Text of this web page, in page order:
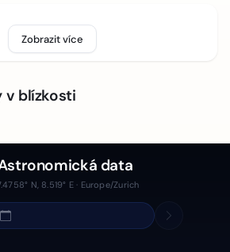
Zobrazit více
v blízkosti
data
N, 8.519° E · Europe/Zurich